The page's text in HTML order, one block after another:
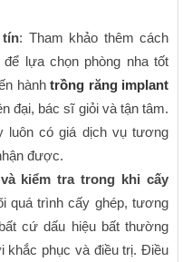
tín: Tham khảo thêm cách
lựa chọn phòng nha tốt
hànhtrồng răng implant
đại, bác sĩ giỏi và tận tâm.
luôn có giá dịch vụ tương
được.
kiểm tra trong khi cấy
quá trình cấy ghép, tương
cứ dấu hiệu bất thường
khắc phục và điều trị. Điều